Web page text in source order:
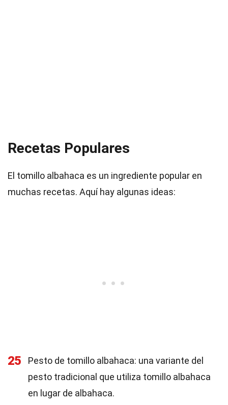
Recetas Populares
El tomillo albahaca es un ingrediente popular en
muchas recetas. Aquí hay algunas ideas:
25
Pesto de tomillo albahaca: una variante del
pesto tradicional que utiliza tomillo albahaca
en lugar de albahaca.